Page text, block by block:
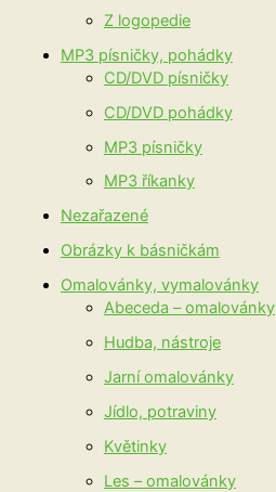
Z logopedie
MP3 písničky, pohádky
CD/DVD písničky
CD/DVD pohádky
MP3 písničky
MP3 říkanky
Nezařazené
Obrázky k básničkám
Omalovánky, vymalovánky
Abeceda – omalovánky
Hudba, nástroje
Jarní omalovánky
Jídlo, potraviny
Květinky
Les – omalovánky